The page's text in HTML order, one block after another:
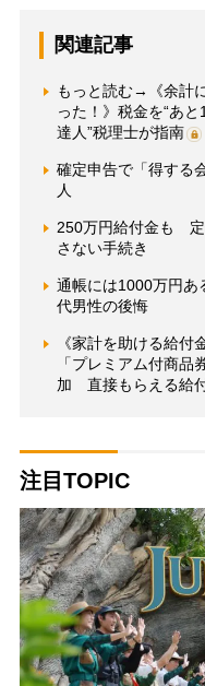
関連記事
もっと読む→《余計
った！》税金を“あ
達人”税理士が指南
確定申告で「得する
人
250万円給付金も 定
さない手続き
通帳には1000万円
代男性の後悔
《家計を助ける給付
「プレミアム付商
加 直接もらえる給
注目TOPIC